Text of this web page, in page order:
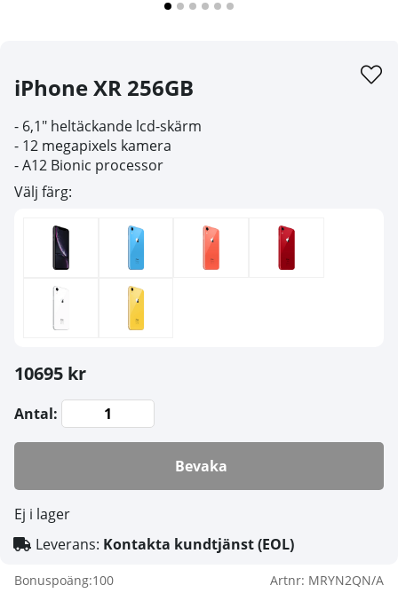
iPhone XR 256GB
- 6,1" heltäckande lcd-skärm
- 12 megapixels kamera
- A12 Bionic processor
Välj färg:
10695 kr
Antal:
Bevaka
Ej i lager
Leverans: Kontakta kundtjänst (EOL)
Bonuspoäng:100 Artnr: MRYN2QN/A